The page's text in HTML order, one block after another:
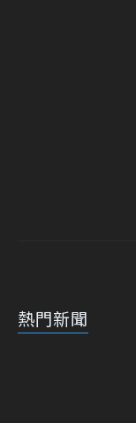
熱門新聞